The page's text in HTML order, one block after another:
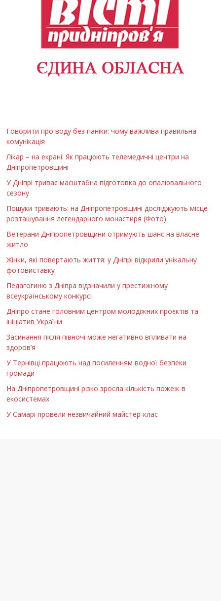
Говорити про воду без паніки: чому важлива правильна
комунікація
Лікар – на екрані: Як працюють телемедичні центри на
Дніпропетровщині
У Дніпрі триває масштабна підготовка до опалювального
сезону
Пошуки тривають: на Дніпропетровщині досліджують місце
розташування легендарного монастиря (Фото)
Ветерани Дніпропетровщини отримують шанс на власне
житло
Жінки, які повертають життя: у Дніпрі відкрили унікальну
фотовиставку
Педагогиню з Дніпра відзначили у престижному
всеукраїнському конкурсі
Дніпро стане головним центром молодіжних проєктів та
ініціатив України
Засинання після півночі може негативно впливати на
здоров’я
У Тернівці працюють над посиленням водної безпеки
громади
На Дніпропетровщині різко зросла кількість пожеж в
екосистемах
У Самарі провели незвичайний майстер-клас